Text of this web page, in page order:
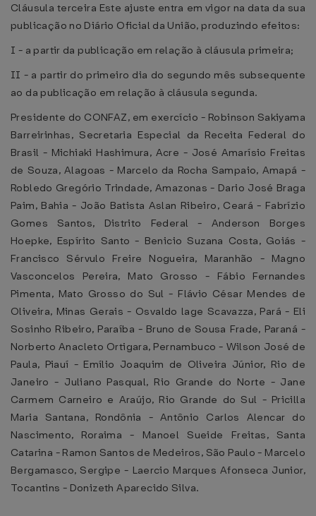
Cláusula terceira Este ajuste entra em vigor na data da sua
publicação no Diário Oficial da União, produzindo efeitos:
I - a partir da publicação em relação à cláusula primeira;
II - a partir do primeiro dia do segundo mês subsequente
ao da publicação em relação à cláusula segunda.
Presidente do CONFAZ, em exercício - Robinson Sakiyama
Barreirinhas, Secretaria Especial da Receita Federal do
Brasil - Michiaki Hashimura, Acre - José Amarísio Freitas
de Souza, Alagoas - Marcelo da Rocha Sampaio, Amapá -
Robledo Gregório Trindade, Amazonas - Dario José Braga
Paim, Bahia - João Batista Aslan Ribeiro, Ceará - Fabrízio
Gomes Santos, Distrito Federal - Anderson Borges
Hoepke, Espírito Santo - Benicio Suzana Costa, Goiás -
Francisco Sérvulo Freire Nogueira, Maranhão - Magno
Vasconcelos Pereira, Mato Grosso - Fábio Fernandes
Pimenta, Mato Grosso do Sul - Flávio César Mendes de
Oliveira, Minas Gerais - Osvaldo lage Scavazza, Pará - Eli
Sosinho Ribeiro, Paraíba - Bruno de Sousa Frade, Paraná -
Norberto Anacleto Ortigara, Pernambuco - Wilson José de
Paula, Piauí - Emílio Joaquim de Oliveira Júnior, Rio de
Janeiro - Juliano Pasqual, Rio Grande do Norte - Jane
Carmem Carneiro e Araújo, Rio Grande do Sul - Pricilla
Maria Santana, Rondônia - Antônio Carlos Alencar do
Nascimento, Roraima - Manoel Sueide Freitas, Santa
Catarina - Ramon Santos de Medeiros, São Paulo - Marcelo
Bergamasco, Sergipe - Laercio Marques Afonseca Junior,
Tocantins - Donizeth Aparecido Silva.